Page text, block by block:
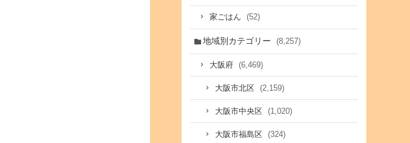
家ごはん (52)
地域別カテゴリー (8,257)
大阪府 (6,469)
大阪市北区 (2,159)
大阪市中央区 (1,020)
大阪市福島区 (324)